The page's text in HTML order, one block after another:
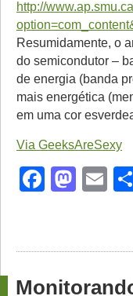
http://
Resumidamente, o
do semicondutor –
de energia (banda
mais energética
em uma cor
Via GeeksAreSexy